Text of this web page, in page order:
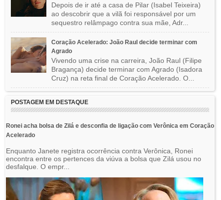
Depois de ir até a casa de Pilar (Isabel Teixeira)
ao descobrir que a vilã foi responsável por um
sequestro relâmpago contra sua mãe, Adr...
Coração Acelerado: João Raul decide terminar com
Agrado
Vivendo uma crise na carreira, João Raul (Filipe
Bragança) decide terminar com Agrado (Isadora
Cruz) na reta final de Coração Acelerado. O...
POSTAGEM EM DESTAQUE
Ronei acha bolsa de Zilá e desconfia de ligação com Verônica em Coração
Acelerado
Enquanto Janete registra ocorrência contra Verônica, Ronei
encontra entre os pertences da viúva a bolsa que Zilá usou no
desfalque. O empr...